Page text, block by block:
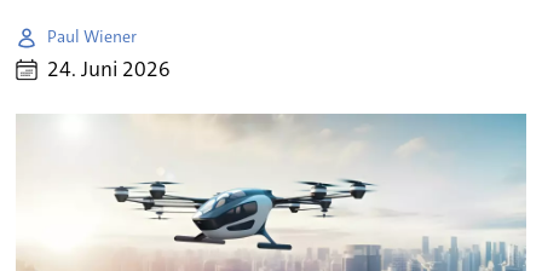
Paul Wiener
24. Juni 2026